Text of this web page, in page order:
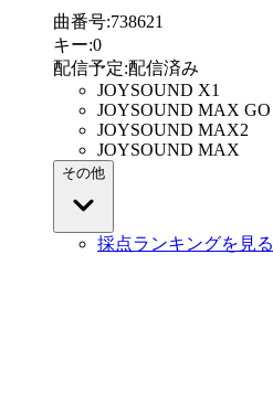
曲番号:738621
キー:0
配信予定:配信済み
JOYSOUND X1
JOYSOUND MAX GO
JOYSOUND MAX2
JOYSOUND MAX
その他
採点ランキングを見る